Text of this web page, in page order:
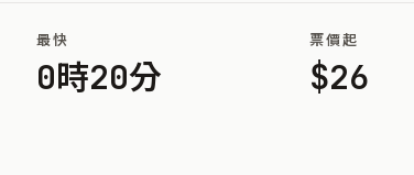
最快
0時20分
票價起
$26